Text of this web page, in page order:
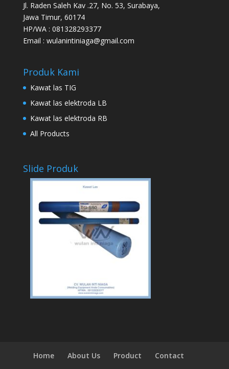
Jl. Raden Saleh Kav .27, No. 53, Surabaya,
Jawa Timur, 60174
HP/WA : 081328293377
Email : wulanintiniaga@gmail.com
Produk Kami
Kawat las TIG
Kawat las elektroda LB
Kawat las elektroda RB
All Products
Slide Produk
Home About Us Product Contact